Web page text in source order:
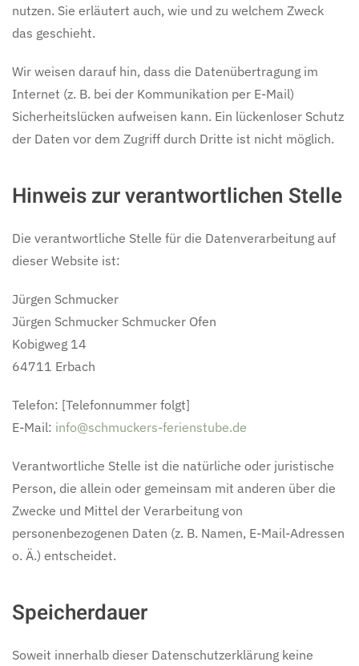
nutzen. Sie erläutert auch, wie und zu welchem Zweck
das geschieht.
Wir weisen darauf hin, dass die Datenübertragung im
Internet (z. B. bei der Kommunikation per E-Mail)
Sicherheitslücken aufweisen kann. Ein lückenloser Schutz
der Daten vor dem Zugriff durch Dritte ist nicht möglich.
Hinweis zur verantwortlichen Stelle
Die verantwortliche Stelle für die Datenverarbeitung auf
dieser Website ist:
Jürgen Schmucker
Jürgen Schmucker Schmucker Ofen
Kobigweg 14
64711 Erbach
Telefon: [Telefonnummer folgt]
E-Mail: info@schmuckers-ferienstube.de
Verantwortliche Stelle ist die natürliche oder juristische
Person, die allein oder gemeinsam mit anderen über die
Zwecke und Mittel der Verarbeitung von
personenbezogenen Daten (z. B. Namen, E-Mail-Adressen
o. Ä.) entscheidet.
Speicherdauer
Soweit innerhalb dieser Datenschutzerklärung keine